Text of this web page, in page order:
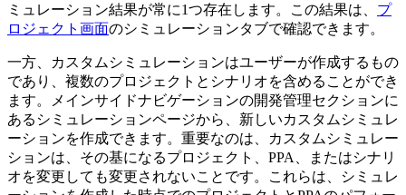
ミュレーション結果が常に1つ存在します。この結果は、 プ
ロジェクト画面のシミュレーションタブで確認できます。
一方、カスタムシミュレーションはユーザーが作成するもの
であり、複数のプロジェクトとシナリオを含めることができ
ます。メインサイドナビゲーションの開発管理セクションに
あるシミュレーションページから、新しいカスタムシミュレ
ーションを作成できます。重要なのは、カスタムシミュレー
ションは、その基になるプロジェクト、PPA、またはシナリ
オを変更しても変更されないことです。これらは、シミュレ